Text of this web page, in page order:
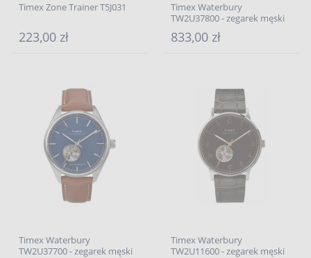
Timex Zone Trainer T5J031
223,00 zł
Timex Waterbury
TW2U37800 - zegarek męski
833,00 zł
Timex Waterbury
TW2U37700 - zegarek męski
Timex Waterbury
TW2U11600 - zegarek męski